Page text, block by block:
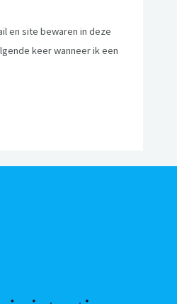
en site bewaren in deze
keer wanneer ik een